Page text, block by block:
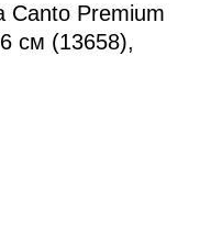
Canto Premium
см (13658),